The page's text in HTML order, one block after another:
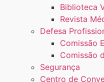
Biblioteca
Revista
Defesa
Comissão
Comissão
Segurança
Centro de